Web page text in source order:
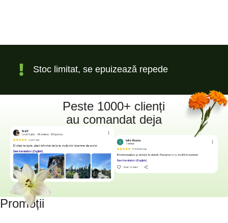
Stoc limitat, se epuizează repede
Peste 1000+ clienți
au comandat deja
Promoții